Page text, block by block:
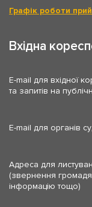
Графік роботи
Вхідна
E-mail для вхідної
та запитів на
E-mail для органів
Адреса для
(звернення
інформацію тощо)